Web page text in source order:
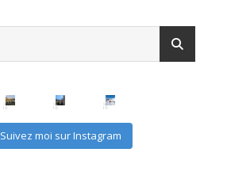
Suivez moi sur Instagram